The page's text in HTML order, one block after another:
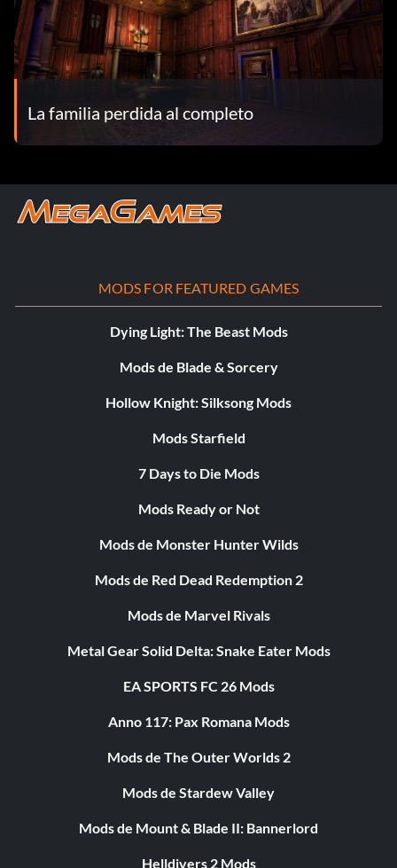
La familia perdida al completo
MODS FOR FEATURED GAMES
Dying Light: The Beast Mods
Mods de Blade & Sorcery
Hollow Knight: Silksong Mods
Mods Starfield
7 Days to Die Mods
Mods Ready or Not
Mods de Monster Hunter Wilds
Mods de Red Dead Redemption 2
Mods de Marvel Rivals
Metal Gear Solid Delta: Snake Eater Mods
EA SPORTS FC 26 Mods
Anno 117: Pax Romana Mods
Mods de The Outer Worlds 2
Mods de Stardew Valley
Mods de Mount & Blade II: Bannerlord
Helldivers 2 Mods